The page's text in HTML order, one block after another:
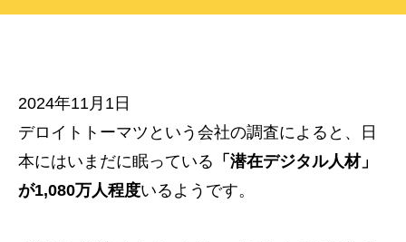
WEBマーケティング戦略立案 補助金の取得
2024年11月1日
デロイトトーマツという会社の調査によると、日
本にはいまだに眠っている 「潜在デジタル人材」
が1,080万人程度いるようです。